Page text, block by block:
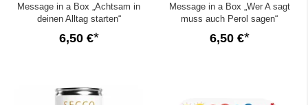
Message in a Box „Achtsam in
deinen Alltag starten“
6,50 €
Message in a Box „Wer A sagt
muss auch Perol sagen“
6,50 €